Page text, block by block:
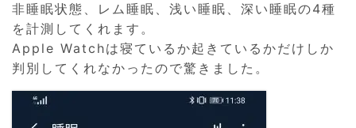
非睡眠状態、レム睡眠、浅い睡眠、深い睡眠の4種
を計測してくれます。
Apple Watchは寝ているか起きているかだけしか
判別してくれなかったので驚きました。